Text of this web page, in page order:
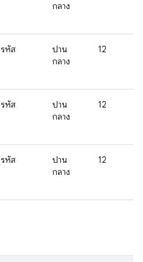
กลาง
รหัส
ปาน
กลาง
12
รหัส
ปาน
กลาง
12
รหัส
ปาน
กลาง
12